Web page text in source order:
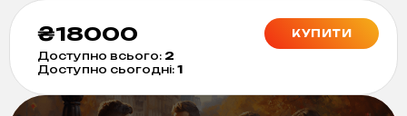
₴18000 КУПИТИ
Доступно всього: 2
Доступно сьогодні: 1